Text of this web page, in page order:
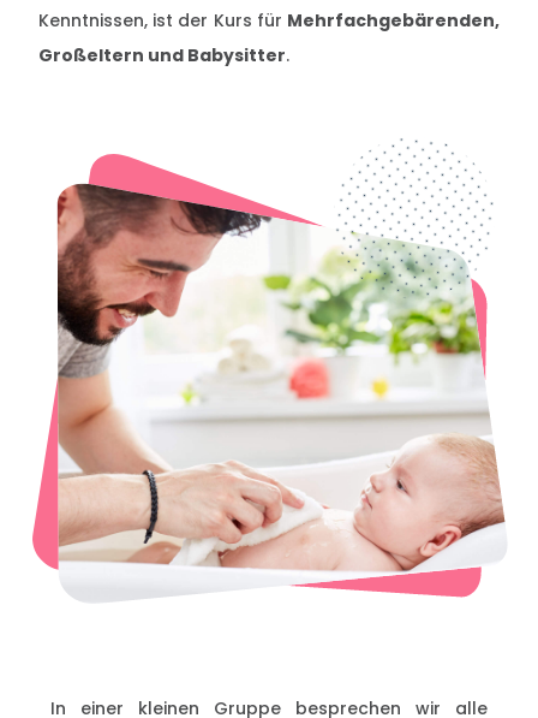
Kenntnissen, ist der Kurs für Mehrfachgebärenden,
Großeltern und Babysitter.
In einer kleinen Gruppe besprechen wir alle